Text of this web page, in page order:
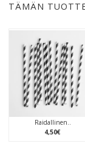
TÄMÄN
Raidallinen..
4,50€